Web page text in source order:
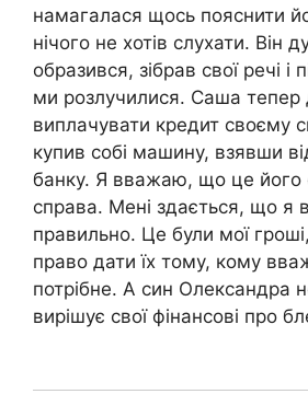
намагалася щось пояснити
нічого не хотів слухати. Він
образився, зібрав свої речі і
ми розлучилися. Саша тепер
виплачувати кредит своєму
купив собі машину, взявши
банку. Я вважаю, що це його
справа. Мені здається, що я
правильно. Це були мої
право дати їх тому, кому
потрібне. А син Олександра
вирішує свої фінансові про